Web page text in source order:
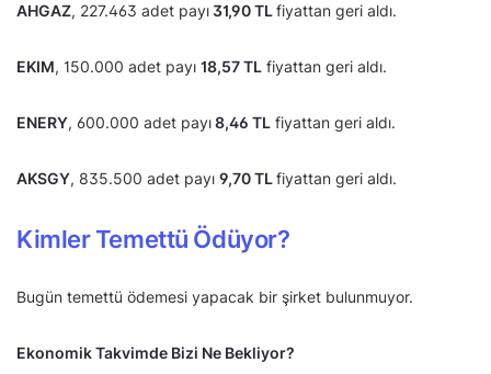
AHGAZ, 227.463 adet payı31,90 TLfiyattan geri aldı.
EKIM, 150.000 adet payı 18,57 TL fiyattan geri aldı.
ENERY, 600.000 adet payı8,46 TL fiyattan geri aldı.
AKSGY, 835.500 adet payı 9,70 TLfiyattan geri aldı.
Kimler Temettü Ödüyor?
Bugün temettü ödemesi yapacak bir şirket bulunmuyor.
Ekonomik Takvimde Bizi Ne Bekliyor?